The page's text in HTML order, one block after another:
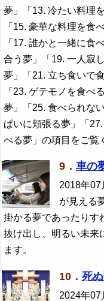
夢」「13. 冷たい料理
「15. 豪華な料理を食
「17. 誰かと一緒に食
合う夢」「19. 一人寂
夢」「21. 立ち食いで
「23. ゲテモノを食べ
夢」「25. 食べられな
ぱいに頬張る夢」「
べる夢」の項目をご覧
9． 車の
2018年07
が見える
掛かる夢であったりす
抜け出し、明るい未来
ます。
10． 死
2024年07